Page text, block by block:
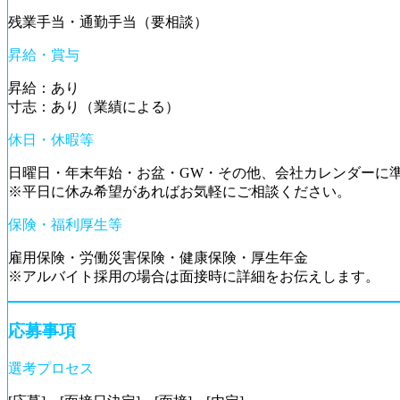
残業手当・通勤手当（要相談）
昇給・賞与
昇給：あり
寸志：あり（業績による）
休日・休暇等
日曜日・年末年始・お盆・GW・その他、会社カレンダーに
※平日に休み希望があればお気軽にご相談ください。
保険・福利厚生等
雇用保険・労働災害保険・健康保険・厚生年金
※アルバイト採用の場合は面接時に詳細をお伝えします。
応募事項
選考プロセス